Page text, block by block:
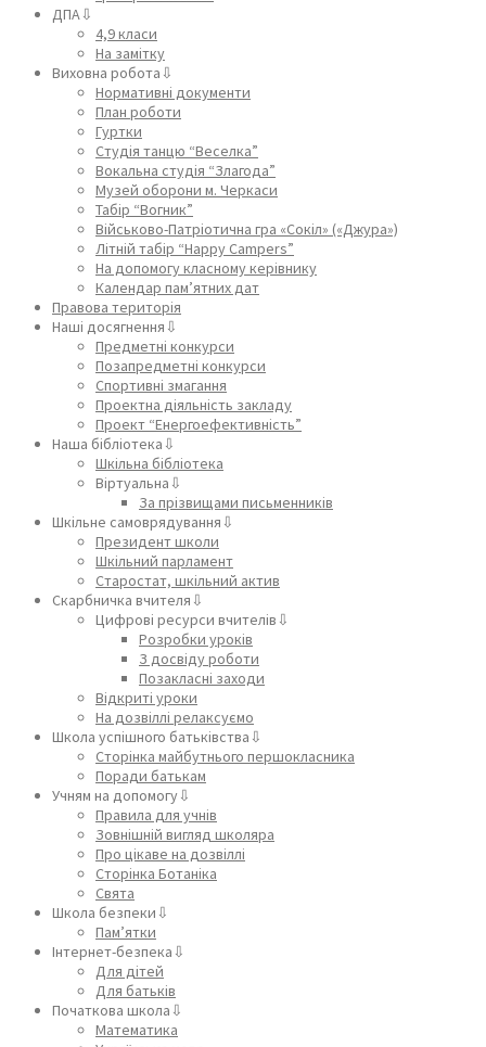
ДПА⇩
4,9 класи
На замітку
Виховна робота⇩
Нормативні документи
План роботи
Гуртки
Студія танцю “Веселка”
Вокальна студія “Злагода”
Музей оборони м. Черкаси
Табір “Вогник”
Військово-Патріотична гра «Сокіл» («Джура»)
Літній табір “Happy Campers”
На допомогу класному керівнику
Календар пам’ятних дат
Правова територія
Наші досягнення⇩
Предметні конкурси
Позапредметні конкурси
Спортивні змагання
Проектна діяльність закладу
Проект “Енергоефективність”
Наша бібліотека⇩
Шкільна бібліотека
Віртуальна⇩
За прізвищами письменників
Шкільне самоврядування⇩
Президент школи
Шкільний парламент
Старостат, шкільний актив
Скарбничка вчителя⇩
Цифрові ресурси вчителів⇩
Розробки уроків
З досвіду роботи
Позакласні заходи
Відкриті уроки
На дозвіллі релаксуємо
Школа успішного батьківства⇩
Сторінка майбутнього першокласника
Поради батькам
Учням на допомогу⇩
Правила для учнів
Зовнішній вигляд школяра
Про цікаве на дозвіллі
Сторінка Ботаніка
Свята
Школа безпеки⇩
Пам’ятки
Інтернет-безпека⇩
Для дітей
Для батьків
Початкова школа⇩
Математика